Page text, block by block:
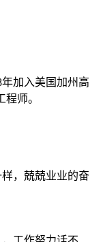
加入美国加州高
师。
，兢兢业业的奋